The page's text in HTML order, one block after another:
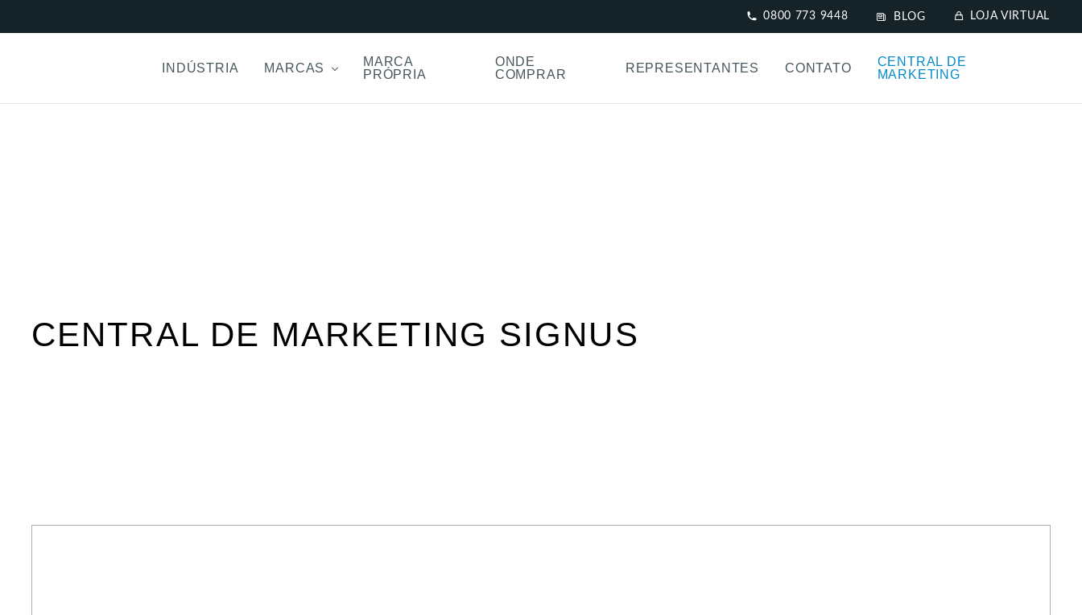
0800 773 9448 BLOG LOJA VIRTUAL
INDÚSTRIA MARCAS
MARCA
PRÓPRIA
ONDE
COMPRAR
REPRESENTANTES CONTATO
CENTRAL DE
MARKETING
CENTRAL DE MARKETING SIGNUS